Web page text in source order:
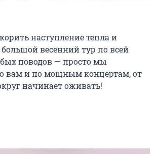
наступление тепла и
весенний тур по всей
поводов — просто мы
вам и по мощным концертам, от
начинает оживать!